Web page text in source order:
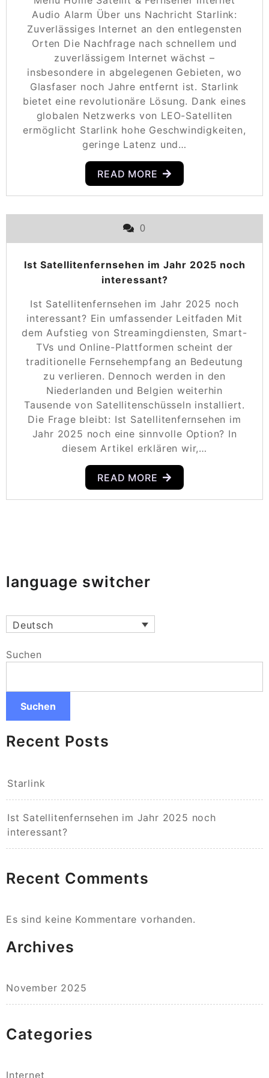
Audio Alarm Über uns Nachricht Starlink:
Zuverlässiges Internet an den entlegensten
Orten Die Nachfrage nach schnellem und
zuverlässigem Internet wächst –
insbesondere in abgelegenen Gebieten, wo
Glasfaser noch Jahre entfernt ist. Starlink
bietet eine revolutionäre Lösung. Dank eines
globalen Netzwerks von LEO-Satelliten
ermöglicht Starlink hohe Geschwindigkeiten,
geringe Latenz und…
READ MORE
0
Ist Satellitenfernsehen im Jahr 2025 noch
interessant?
Ist Satellitenfernsehen im Jahr 2025 noch
interessant? Ein umfassender Leitfaden Mit
dem Aufstieg von Streamingdiensten, Smart-
TVs und Online-Plattformen scheint der
traditionelle Fernsehempfang an Bedeutung
zu verlieren. Dennoch werden in den
Niederlanden und Belgien weiterhin
Tausende von Satellitenschüsseln installiert.
Die Frage bleibt: Ist Satellitenfernsehen im
Jahr 2025 noch eine sinnvolle Option? In
diesem Artikel erklären wir,…
READ MORE
language switcher
Deutsch
Suchen
Suchen
Recent Posts
Starlink
Ist Satellitenfernsehen im Jahr 2025 noch
interessant?
Recent Comments
Es sind keine Kommentare vorhanden.
Archives
November 2025
Categories
Internet